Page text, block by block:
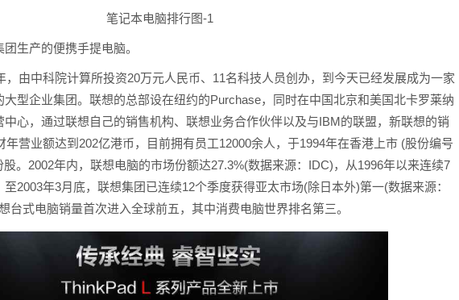
笔记本电脑排行图-1
生产的便携手提电脑。
，由中科院计算所投资20万元人民币、11名科技人员创办，到今天已经发展成为一家
型企业集团。联想的总部设在纽约的Purchase，同时在中国北京和美国北卡罗莱纳
心，通过联想自己的销售机构、联想业务合作伙伴以及与IBM的联盟，新联想的销
年营业额达到202亿港币，目前拥有员工12000余人，于1994年在香港上市 (股份编号
。2002年内，联想电脑的市场份额达27.3%(数据来源：IDC)，从1996年以来连续7
2003年3月底，联想集团已连续12个季度获得亚太市场(除日本外)第一(数据来源：
台式电脑销量首次进入全球前五，其中消费电脑世界排名第三。